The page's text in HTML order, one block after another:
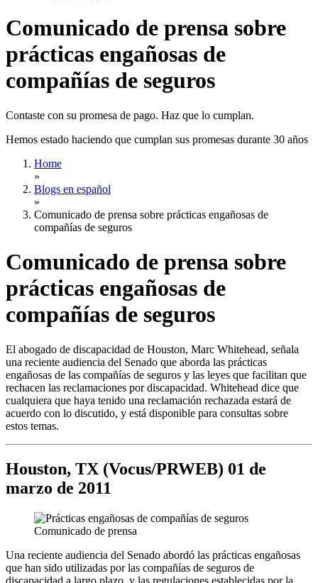
Comunicado de prensa sobre
prácticas engañosas de
compañías de seguros
Contaste con su promesa de pago. Haz que lo cumplan.
Hemos estado haciendo que cumplan sus promesas durante 30 años
Home
»
Blogs en español
»
Comunicado de prensa sobre prácticas engañosas de
compañías de seguros
Comunicado de prensa sobre
prácticas engañosas de
compañías de seguros
El abogado de discapacidad de Houston, Marc Whitehead, señala
una reciente audiencia del Senado que aborda las prácticas
engañosas de las compañías de seguros y las leyes que facilitan que
rechacen las reclamaciones por discapacidad. Whitehead dice que
cualquiera que haya tenido una reclamación rechazada estará de
acuerdo con lo discutido, y está disponible para consultas sobre
estos temas.
Houston, TX (Vocus/PRWEB) 01 de
marzo de 2011
Una reciente audiencia del Senado abordó las prácticas engañosas
que han sido utilizadas por las compañías de seguros de
discapacidad a largo plazo, y las regulaciones establecidas por la